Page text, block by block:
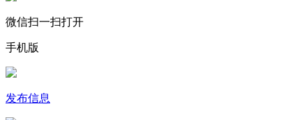
微信扫一扫打开
手机版
发布信息